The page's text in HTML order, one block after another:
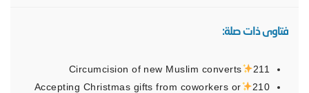
فتاوى ذات صلة:
211
Circumcision of new Muslim converts
210
Accepting Christmas gifts from coworkers or